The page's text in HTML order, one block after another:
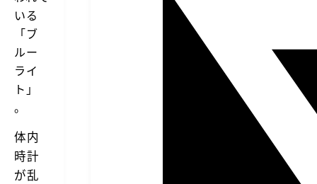
いる
「ブ
ルー
ライ
ト」
。
体内
時計
が乱